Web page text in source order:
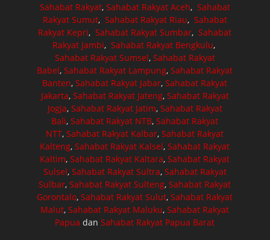
Sahabat Rakyat, Sahabat Rakyat Aceh, Sahabat
Rakyat Sumut, Sahabat Rakyat Riau, Sahabat
Rakyat Kepri,Sahabat Rakyat Sumbar,Sahabat
Rakyat Jambi, Sahabat Rakyat Bengkulu,
Sahabat Rakyat Sumsel, Sahabat Rakyat
Babel,Sahabat Rakyat Lampung,Sahabat Rakyat
Banten,Sahabat Rakyat Jabar,Sahabat Rakyat
Jakarta, Sahabat Rakyat Jateng, Sahabat Rakyat
Jogja, Sahabat Rakyat Jatim, Sahabat Rakyat
Bali,Sahabat Rakyat NTB,Sahabat Rakyat
NTT,Sahabat Rakyat Kalbar,Sahabat Rakyat
Kalteng,Sahabat Rakyat Kalsel,Sahabat Rakyat
Kaltim,Sahabat Rakyat Kaltara,Sahabat Rakyat
Sulsel, Sahabat Rakyat Sultra, Sahabat Rakyat
Sulbar,Sahabat Rakyat Sulteng,Sahabat Rakyat
Gorontalo,Sahabat Rakyat Sulut,Sahabat Rakyat
Malut,Sahabat Rakyat Maluku,Sahabat Rakyat
Papua danSahabat Rakyat Papua Barat